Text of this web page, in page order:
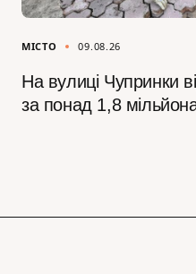
МІСТО 09.08.26
На вулиці Чупринки
за понад 1,8